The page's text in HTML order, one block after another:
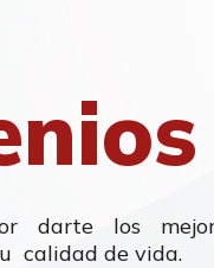
darte los
calidad de vida.